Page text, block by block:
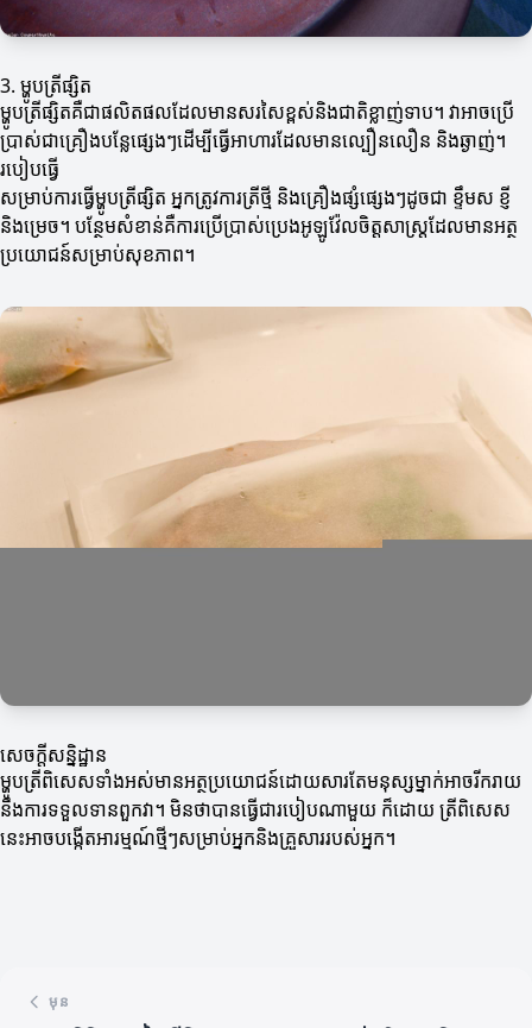
3. ម្ហូបត្រីផ្សិត
ម្ហូបត្រីផ្សិតគឺជាផលិតផលដែលមានសរសៃខ្ពស់និងជាតិខ្លាញ់ទាប។ វាអាចប្រើ
ប្រាស់ជាគ្រឿងបន្លែផ្សេងៗដើម្បីធ្វើអាហារដែលមានល្បឿនលឿន និងឆ្ងាញ់។
របៀបធ្វើ
សម្រាប់ការធ្វើម្ហូបត្រីផ្សិត អ្នកត្រូវការត្រីថ្មី និងគ្រឿងផ្សំផ្សេងៗដូចជា ខ្ទឹមស ខ្ញី
និងម្រេច។ បន្ថែមសំខាន់គឺការប្រើប្រាស់ប្រេងអូឡូវ៉ែលចិត្តសាស្ត្រដែលមានអត្ថ
ប្រយោជន៍សម្រាប់សុខភាព។
សេចក្ដីសន្និដ្ឋាន
ម្ហូបត្រីពិសេសទាំងអស់មានអត្ថប្រយោជន៍ដោយសារតែមនុស្សម្នាក់អាចរីករាយ
នឹងការទទួលទានពួកវា។ មិនថាបានធ្វើជារបៀបណាមួយ ក៏ដោយ ត្រីពិសេស
នេះអាចបង្កើតអារម្មណ៍ថ្មីៗសម្រាប់អ្នកនិងគ្រួសាររបស់អ្នក។
មុន